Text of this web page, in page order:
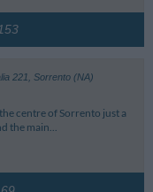
221 Sorrento (NA)
centre of Sorrento just a
the main...